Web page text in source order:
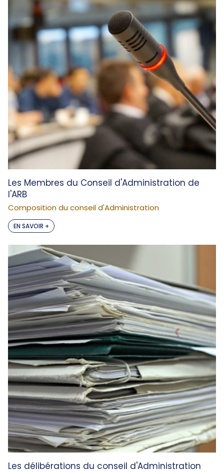
Les Membres du Conseil d'Administration de
l'ARB
Composition du conseil d'Administration
EN SAVOIR +
Les délibérations du conseil d'Administration